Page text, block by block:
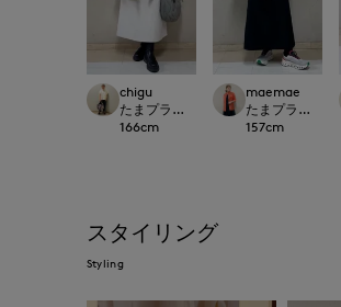
chigu
たまプラーザ東急I.T.'S.international
166cm
maemae
たまプラーザ
157cm
スタイリング
Styling